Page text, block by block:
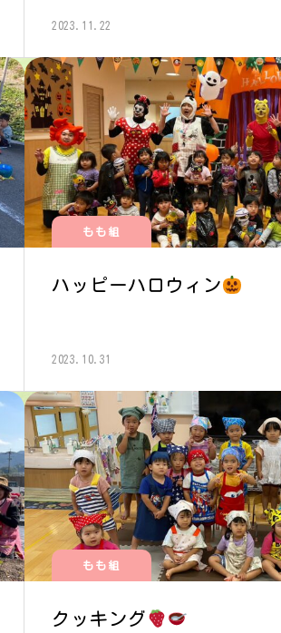
2023.11.22
もも組
ハッピーハロウィン
2023.10.31
もも組
クッキング